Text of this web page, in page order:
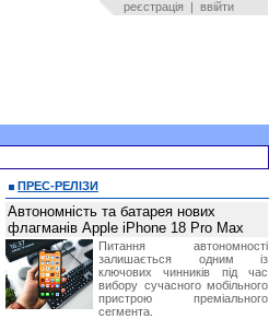
реєстрація | ввійти
ПРЕС-РЕЛІЗИ
Автономність та батарея нових
флагманів Apple iPhone 18 Pro Max
Питання автономності
залишається одним із
ключових чинників під час
вибору сучасного мобільного
пристрою преміального
сегмента.